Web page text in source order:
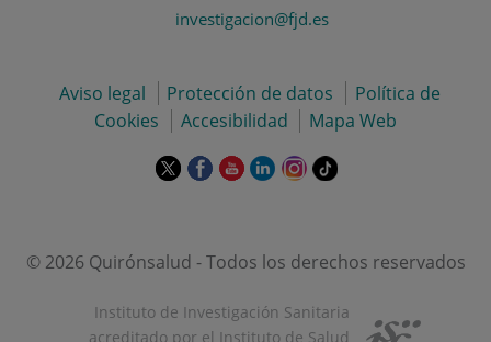
investigacion@fjd.es
Aviso legal Protección de datos
Política de
Cookies
Accesibilidad Mapa Web
Este
en
ventana
nueva.
Este
en
ventana
nueva.
Este
en
ventana
Este
en
ventana
nueva.
Este
en
ventana
nueva.
Enlace
externa.
© 2026 Quirónsalud - Todos los derechos reservados
Instituto de Investigación Sanitaria
acreditado por el Instituto de Salud